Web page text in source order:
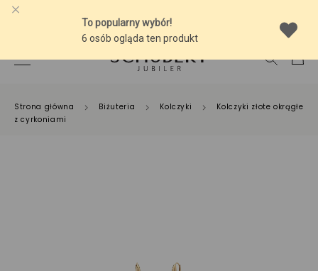
Strona główna Biżuteria Kolczyki
Kolczyki złote okrągłe
z cyrkoniami